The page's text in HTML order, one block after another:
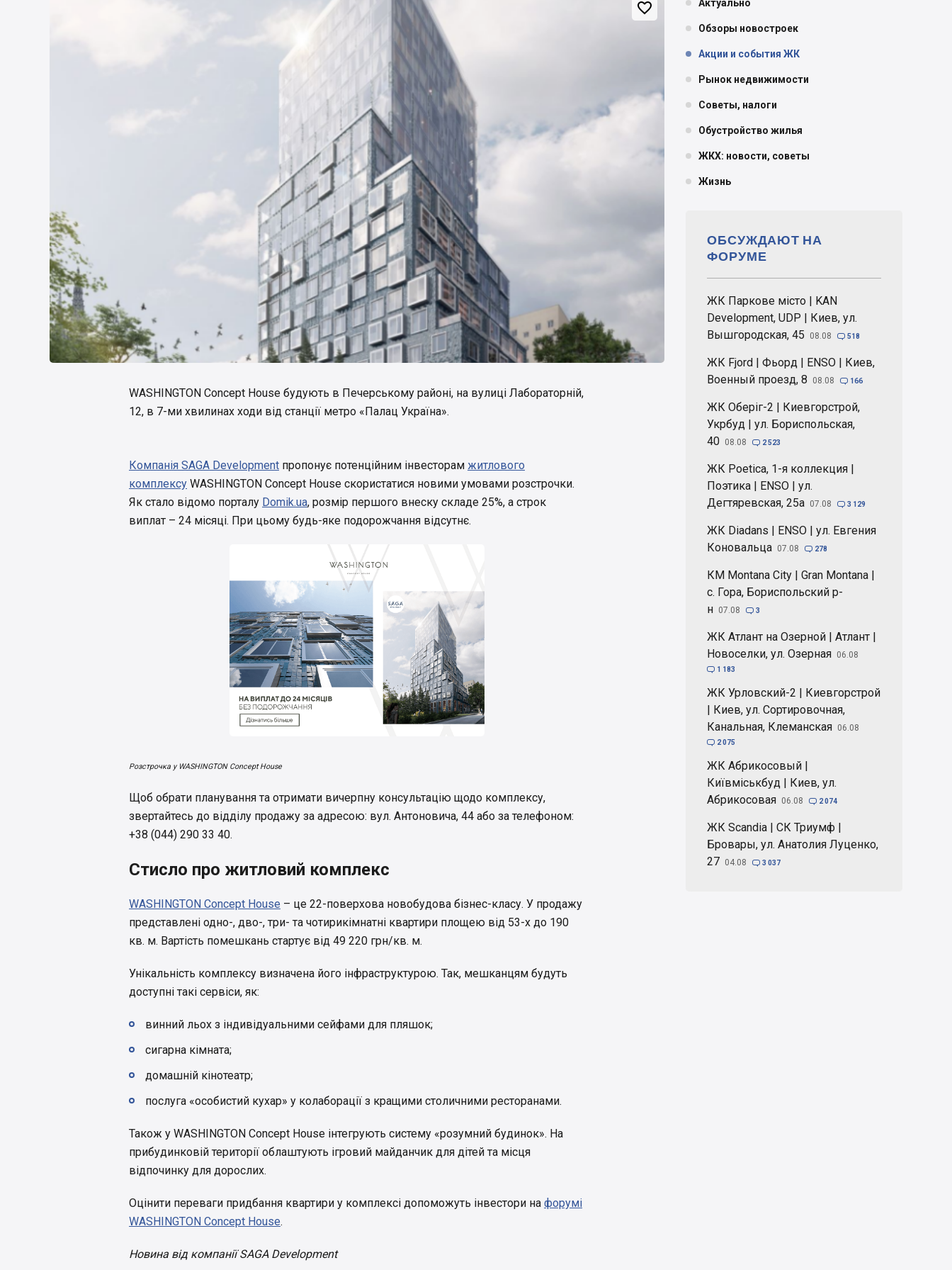

WASHINGTON Concept House будують в Печерському районі, на вулиці Лабораторній,
12, в 7-ми хвилинах ходи від станції метро «Палац Україна».
Компанія SAGA Development пропонує потенційним інвесторам житлового
комплексу WASHINGTON Concept House скористатися новими умовами розстрочки.
Як стало відомо порталу Domik.ua, розмір першого внеску складе 25%, а строк
виплат – 24 місяці. При цьому будь-яке подорожчання відсутнє.
Розстрочка у WASHINGTON Concept House
Щоб обрати планування та отримати вичерпну консультацію щодо комплексу,
звертайтесь до відділу продажу за адресою: вул. Антоновича, 44 або за телефоном:
+38 (044) 290 33 40.
Стисло про житловий комплекс
WASHINGTON Concept House – це 22-поверхова новобудова бізнес-класу. У продажу
представлені одно-, дво-, три- та чотирикімнатні квартири площею від 53-х до 190
кв. м. Вартість помешкань стартує від 49 220 грн/кв. м.
Унікальність комплексу визначена його інфраструктурою. Так, мешканцям будуть
доступні такі сервіси, як:
винний льох з індивідуальними сейфами для пляшок;
сигарна кімната;
домашній кінотеатр;
послуга «особистий кухар» у колаборації з кращими столичними ресторанами.
Також у WASHINGTON Concept House інтегрують систему «розумний будинок». На
прибудинковій території облаштують ігровий майданчик для дітей та місця
відпочинку для дорослих.
Оцінити переваги придбання квартири у комплексі допоможуть інвестори на форумі
WASHINGTON Concept House.
Новина від компанії SAGA Development
Актуально
Обзоры новостроек
Акции и события ЖК
Рынок недвижимости
Советы, налоги
Обустройство жилья
ЖКХ: новости, советы
Жизнь
ЖК Паркове місто | KAN
Development, UDP | Киев, ул.
Вышгородская, 45
08.08  518
ЖК Fjord | Фьорд | ENSO | Киев,
Военный проезд, 8
08.08  166
ЖК Оберіг-2 | Киевгорстрой,
Укрбуд | ул. Бориспольская,
40 08.08  2 523
ЖК Poetica, 1-я коллекция |
Поэтика | ENSO | ул.
Дегтяревская, 25а 07.08  3 129
ЖК Diadans | ENSO | ул. Евгения
Коновальца 07.08  278
КМ Montana City | Gran Montana |
с. Гора, Бориспольский р-
н 07.08  3
ЖК Атлант на Озерной | Атлант |
Новоселки, ул. Озерная 06.08
 1 183
ЖК Урловский-2 | Киевгорстрой
| Киев, ул. Сортировочная,
Канальная, Клеманская 06.08
 2 075
ЖК Абрикосовый |
Київміськбуд | Киев, ул.
Абрикосовая 06.08  2 074
ЖК Scandia | СК Триумф |
Бровары, ул. Анатолия Луценко,
27 04.08  3 037
ОБСУЖДАЮТ НА
ФОРУМЕ